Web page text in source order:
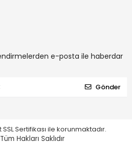
e-posta ile haberdar
Gönder
Sertifikası ile korunmaktadır.
Tüm Hakları Saklıdır